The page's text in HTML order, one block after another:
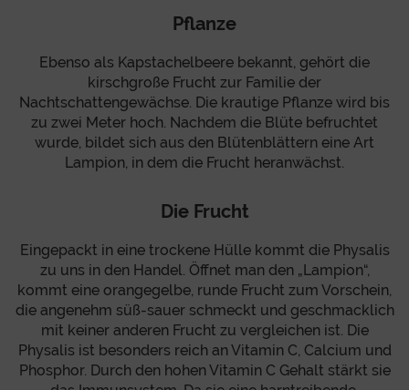
Pflanze
Ebenso als Kapstachelbeere bekannt, gehört die
kirschgroße Frucht zur Familie der
Nachtschattengewächse. Die krautige Pflanze wird bis
zu zwei Meter hoch. Nachdem die Blüte befruchtet
wurde, bildet sich aus den Blütenblättern eine Art
Lampion, in dem die Frucht heranwächst.
Die Frucht
Eingepackt in eine trockene Hülle kommt die Physalis
zu uns in den Handel. Öffnet man den „Lampion“,
kommt eine orangegelbe, runde Frucht zum Vorschein,
die angenehm süß-sauer schmeckt und geschmacklich
mit keiner anderen Frucht zu vergleichen ist. Die
Physalis ist besonders reich an Vitamin C, Calcium und
Phosphor. Durch den hohen Vitamin C Gehalt stärkt sie